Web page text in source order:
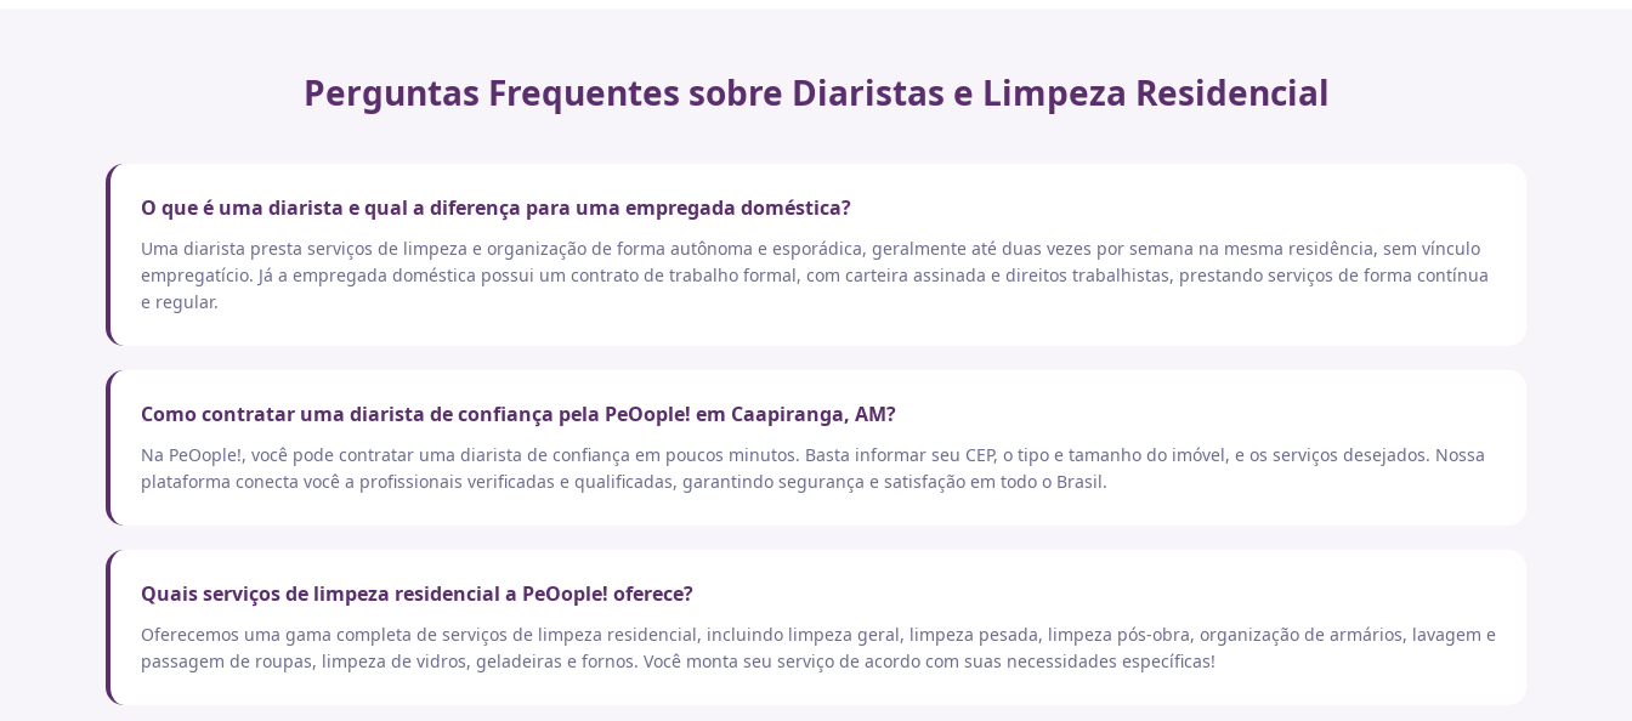
Perguntas Frequentes sobre Diaristas e Limpeza Residencial
O que é uma diarista e qual a diferença para uma empregada doméstica?
Uma diarista presta serviços de limpeza e organização de forma autônoma e esporádica, geralmente até duas vezes por semana na mesma residência, sem vínculo
empregatício. Já a empregada doméstica possui um contrato de trabalho formal, com carteira assinada e direitos trabalhistas, prestando serviços de forma contínua
e regular.
Como contratar uma diarista de confiança pela PeOople! em Caapiranga, AM?
Na PeOople!, você pode contratar uma diarista de confiança em poucos minutos. Basta informar seu CEP, o tipo e tamanho do imóvel, e os serviços desejados. Nossa
plataforma conecta você a profissionais verificadas e qualificadas, garantindo segurança e satisfação em todo o Brasil.
Quais serviços de limpeza residencial a PeOople! oferece?
Oferecemos uma gama completa de serviços de limpeza residencial, incluindo limpeza geral, limpeza pesada, limpeza pós-obra, organização de armários, lavagem e
passagem de roupas, limpeza de vidros, geladeiras e fornos. Você monta seu serviço de acordo com suas necessidades específicas!